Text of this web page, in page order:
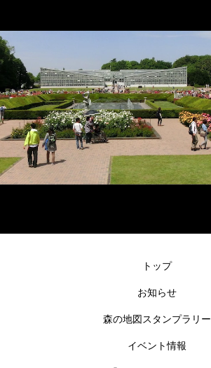
トップ
お知らせ
森の地図スタンプラリー
イベント情報